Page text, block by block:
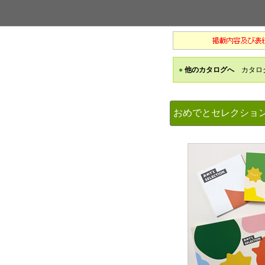
おめでとセレクシ